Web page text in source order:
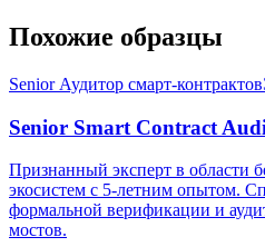
Похожие образцы
Senior Аудитор смарт-контрактов
Senior Smart Contract
Признанный эксперт в области
экосистем с 5-летним опытом.
формальной верификации и
мостов.